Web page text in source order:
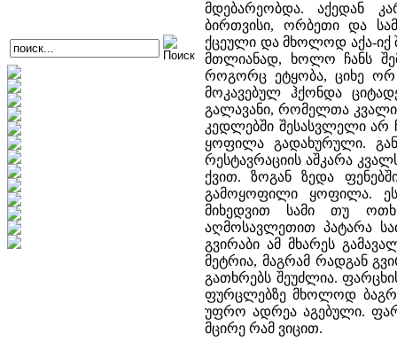
მდებარეობდა. აქედან
ბირთვისი, ორბეთი და
ქცეული და მხოლოდ აქა-იქ
მთლიანად, ხოლო ჩანს
როგორც ეტყობა, ციხე ორ
მოკავებულ ჰქონდა
გალავანი, რომელთა
კედლებში შესასვლელი არ
ყოფილა გადახურული.
რესტავრაციის აშკარა
ქვით. ზოგან ზედა
გამოყოფილი ყოფილა. ეს
მიხედვით სამი თუ
აღმოსავლეთით პატარა
გვირაბი ამ მხარეს
მეტრია, მაგრამ რადგან
გათხრებს შეუძლია.
ფურცლებზე მხოლოდ
უფრო ადრეა აგებული.
მცირე რამ ვიცით.